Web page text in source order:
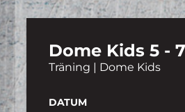
Dome Kids 5 -
Träning | Dome Kids
DATUM